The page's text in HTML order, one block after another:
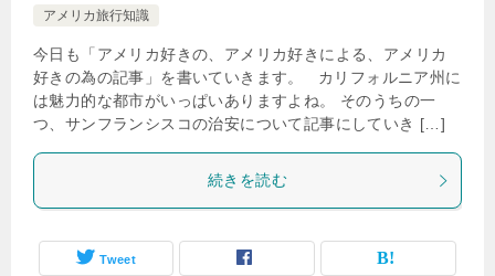
アメリカ旅行知識
今日も「アメリカ好きの、アメリカ好きによる、アメリカ
好きの為の記事」を書いていきます。 カリフォルニア州に
は魅力的な都市がいっぱいありますよね。 そのうちの一
つ、サンフランシスコの治安について記事にしていき […]
続きを読む
Tweet